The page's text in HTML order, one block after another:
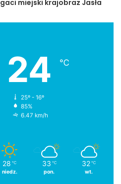
natomiast sponsorem
miasto powiat
miejski krajobraz Jasła
24 ℃
25º - 16º
85%
6.47 km/h
28 ℃
niedz.
33 ℃
pon.
32 ℃
wt.